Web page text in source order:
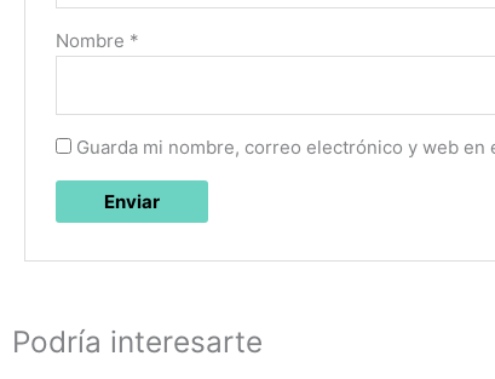
Nombre *
Guarda mi nombre, correo electrónico y web
Podría interesarte